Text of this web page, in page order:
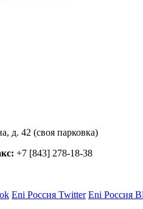
д. 42 (своя парковка)
+7 [843] 278-18-38
Eni Россия Twitter Eni Россия